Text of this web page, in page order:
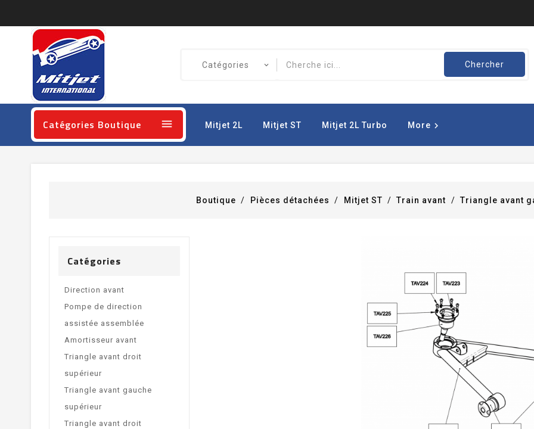
Chercher
Catégories Boutique  Mitjet 2L Mitjet ST Mitjet 2L Turbo More 
Boutique Pièces détachées Mitjet ST Train avant Triangle avant
Catégories
Direction avant
Pompe de direction
assistée assemblée
Amortisseur avant
Triangle avant droit
supérieur
Triangle avant gauche
supérieur
Triangle avant droit